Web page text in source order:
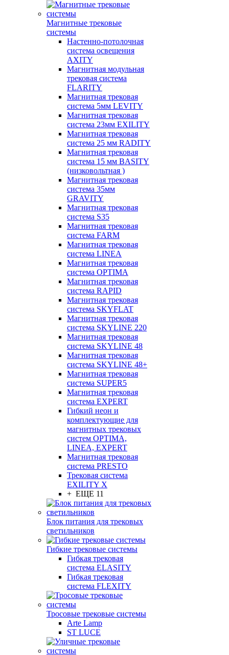
Магнитные трековые
системы
Настенно-потолочная
система освещения
AXITY
Магнитная модульная
трековая система
FLARITY
Магнитная трековая
система 5мм LEVITY
Магнитная трековая
система 23мм EXILITY
Магнитная трековая
система 25 мм RADITY
Магнитная трековая
система 15 мм BASITY
(низковольтная )
Магнитная трековая
система 35мм
GRAVITY
Магнитная трековая
система S35
Магнитная трековая
система FARM
Магнитная трековая
система LINEA
Магнитная трековая
система OPTIMA
Магнитная трековая
система RAPID
Магнитная трековая
система SKYFLAT
Магнитная трековая
система SKYLINE 220
Магнитная трековая
система SKYLINE 48
Магнитная трековая
система SKYLINE 48+
Магнитная трековая
система SUPER5
Магнитная трековая
система EXPERT
Гибкий неон и
комплектующие для
магнитных трековых
систем OPTIMA,
LINEA, EXPERT
Магнитная трековая
система PRESTO
Трековая система
EXILITY X
+ ЕЩЕ 11
Блок питания для трековых
светильников
Гибкие трековые системы
Гибкая трековая
система ELASITY
Гибкая трековая
система FLEXITY
Тросовые трековые системы
Arte Lamp
ST LUCE